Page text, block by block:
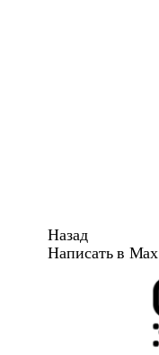
Назад
Написать в Max